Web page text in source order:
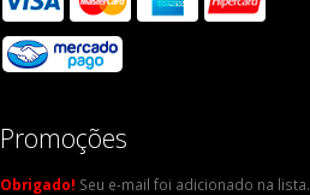
Promoções
Obrigado! Seu e-mail foi adicionado na lista.